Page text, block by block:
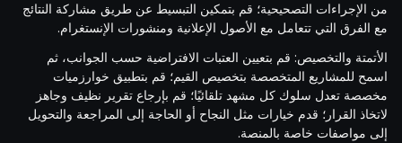
من الإجراءات التصحيحية؛ قم بتمكين التبسيط عن طريق مشاركة النتائج
مع الفرق التي تتعامل مع الأصول الإعلانية ومنشورات الإنستغرام.
الأتمتة والتخصيص: قم بتعيين العتبات الافتراضية حسب الجوانب، ثم
اسمح للمشاريع المتخصصة بتخصيص القيم؛ قم بتطبيق خوارزميات
مخصصة تعدل سلوك كل مشهد تلقائيًا؛ قم بإرجاع تقرير نظيف وجاهز
لاتخاذ القرار؛ قدم خيارات مثل النجاح أو الحاجة إلى المراجعة والتحويل
إلى مواصفات خاصة بالمنصة.